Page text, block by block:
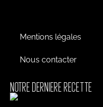
Mentions légales
Nous contacter
NOTRE DERNIERE RECETTE